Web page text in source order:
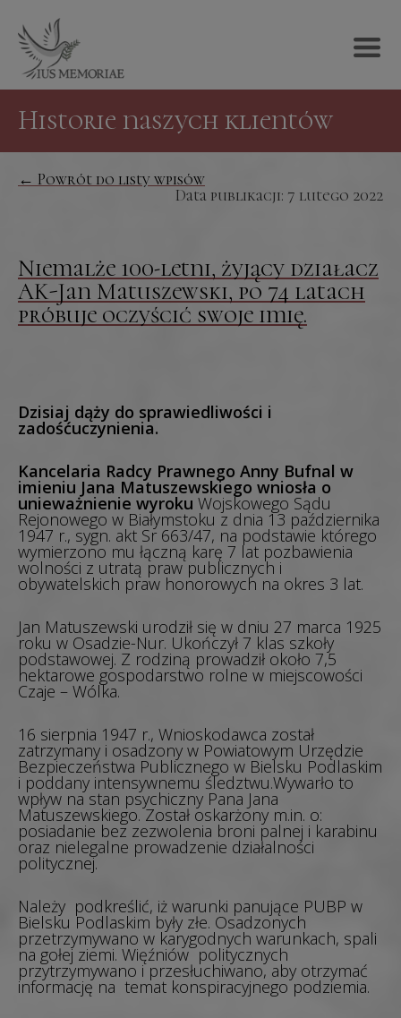
Historie naszych klientów
← Powrót do listy wpisów
Data publikacji: 7 lutego 2022
Niemalże 100-letni, żyjący działacz
AK-Jan Matuszewski, po 74 latach
próbuje oczyścić swoje imię.
Dzisiaj dąży do sprawiedliwości i
zadośćuczynienia.
Kancelaria Radcy Prawnego Anny Bufnal w
imieniu Jana Matuszewskiego wniosła o
unieważnienie wyroku Wojskowego Sądu
Rejonowego w Białymstoku z dnia 13 października
1947 r., sygn. akt Sr 663/47, na podstawie którego
wymierzono mu łączną karę 7 lat pozbawienia
wolności z utratą praw publicznych i
obywatelskich praw honorowych na okres 3 lat.
Jan Matuszewski urodził się w dniu 27 marca 1925
roku w Osadzie-Nur. Ukończył 7 klas szkoły
podstawowej. Z rodziną prowadził około 7,5
hektarowe gospodarstwo rolne w miejscowości
Czaje – Wólka.
16 sierpnia 1947 r., Wnioskodawca został
zatrzymany i osadzony w Powiatowym Urzędzie
Bezpieczeństwa Publicznego w Bielsku Podlaskim
i poddany intensywnemu śledztwu.Wywarło to
wpływ na stan psychiczny Pana Jana
Matuszewskiego. Został oskarżony m.in. o:
posiadanie bez zezwolenia broni palnej i karabinu
oraz nielegalne prowadzenie działalności
politycznej.
Należy podkreślić, iż warunki panujące PUBP w
Bielsku Podlaskim były złe. Osadzonych
przetrzymywano w karygodnych warunkach, spali
na gołej ziemi. Więźniów politycznych
przytrzymywano i przesłuchiwano, aby otrzymać
informację na temat konspiracyjnego podziemia.